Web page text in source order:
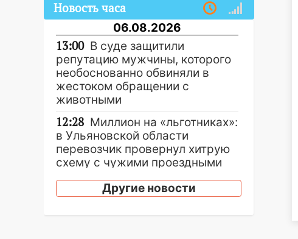
Новость часа
06.08.2026
13:00 В суде защитили
репутацию мужчины, которого
необоснованно обвиняли в
жестоком обращении с
животными
12:28 Миллион на «льготниках»:
в Ульяновской области
перевозчик провернул хитрую
схему с чужими проездными
12:10 Ульяновский алиментщик
накопил 120 тысяч долга
Другие новости